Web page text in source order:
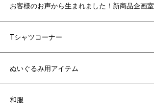
お客様のお声から生まれました！新商品企画室
Tシャツコーナー
ぬいぐるみ用アイテム
和服